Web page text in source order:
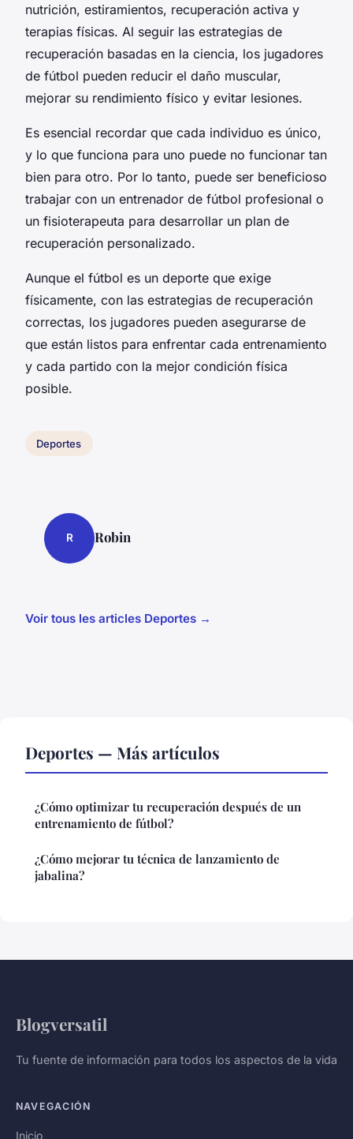
nutrición, estiramientos, recuperación activa y
terapias físicas. Al seguir las estrategias de
recuperación basadas en la ciencia, los jugadores
de fútbol pueden reducir el daño muscular,
mejorar su rendimiento físico y evitar lesiones.
Es esencial recordar que cada individuo es único,
y lo que funciona para uno puede no funcionar tan
bien para otro. Por lo tanto, puede ser beneficioso
trabajar con un entrenador de fútbol profesional o
un fisioterapeuta para desarrollar un plan de
recuperación personalizado.
Aunque el fútbol es un deporte que exige
físicamente, con las estrategias de recuperación
correctas, los jugadores pueden asegurarse de
que están listos para enfrentar cada entrenamiento
y cada partido con la mejor condición física
posible.
Deportes
R Robin
Voir tous les articles Deportes →
Deportes — Más artículos
¿Cómo optimizar tu recuperación después de un
entrenamiento de fútbol?
¿Cómo mejorar tu técnica de lanzamiento de
jabalina?
Blogversatil
Tu fuente de información para todos los aspectos de la vida
NAVEGACIÓN
Inicio